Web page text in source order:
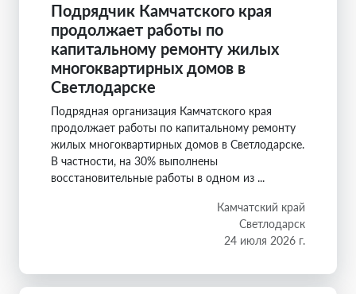
Подрядчик Камчатского края
продолжает работы по
капитальному ремонту жилых
многоквартирных домов в
Светлодарске
Подрядная организация Камчатского края
продолжает работы по капитальному ремонту
жилых многоквартирных домов в Светлодарске.
В частности, на 30% выполнены
восстановительные работы в одном из ...
Камчатский край
Светлодарск
24 июля 2026 г.